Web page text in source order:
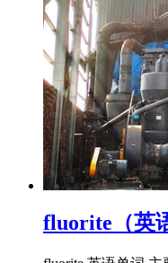
fluorite（英